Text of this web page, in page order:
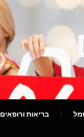
בריאות ורופאים